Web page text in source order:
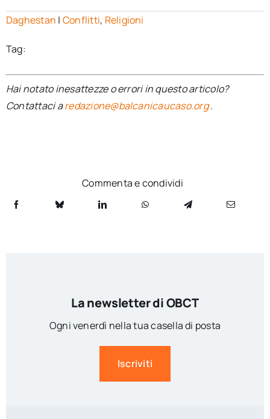
Daghestan | Conflitti, Religioni
Tag:
Hai notato inesattezze o errori in questo articolo?
Contattaci aredazione@balcanicaucaso.org.
Commenta e condividi
La newsletter di OBCT
Ogni venerdì nella tua casella di posta
Iscriviti